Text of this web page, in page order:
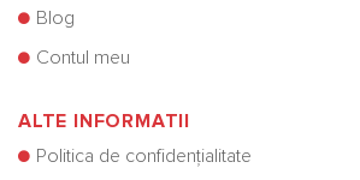
Blog
Contul meu
ALTE INFORMATII
Politica de confidențialitate